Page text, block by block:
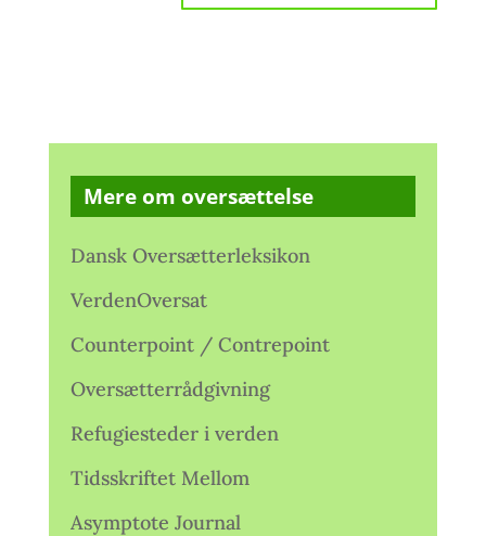
Mere om oversættelse
Dansk Oversætterleksikon
VerdenOversat
Counterpoint / Contrepoint
Oversætterrådgivning
Refugiesteder i verden
Tidsskriftet Mellom
Asymptote Journal